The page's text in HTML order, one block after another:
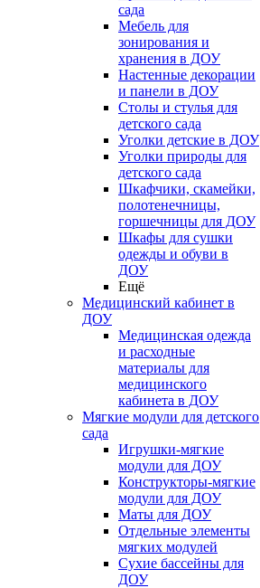
сада
Мебель для
зонирования и
хранения в ДОУ
Настенные декорации
и панели в ДОУ
Столы и стулья для
детского сада
Уголки детские в ДОУ
Уголки природы для
детского сада
Шкафчики, скамейки,
полотенечницы,
горшечницы для ДОУ
Шкафы для сушки
одежды и обуви в
ДОУ
Ещё
Медицинский кабинет в
ДОУ
Медицинская одежда
и расходные
материалы для
медицинского
кабинета в ДОУ
Мягкие модули для детского
сада
Игрушки-мягкие
модули для ДОУ
Конструкторы-мягкие
модули для ДОУ
Маты для ДОУ
Отдельные элементы
мягких модулей
Сухие бассейны для
ДОУ